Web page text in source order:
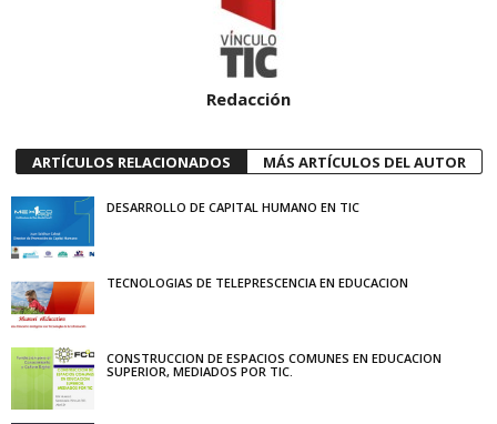
Redacción
ARTÍCULOS RELACIONADOS MÁS ARTÍCULOS DEL AUTOR
DESARROLLO DE CAPITAL HUMANO EN TIC
TECNOLOGIAS DE TELEPRESCENCIA EN EDUCACION
CONSTRUCCION DE ESPACIOS COMUNES EN EDUCACION
SUPERIOR, MEDIADOS POR TIC.